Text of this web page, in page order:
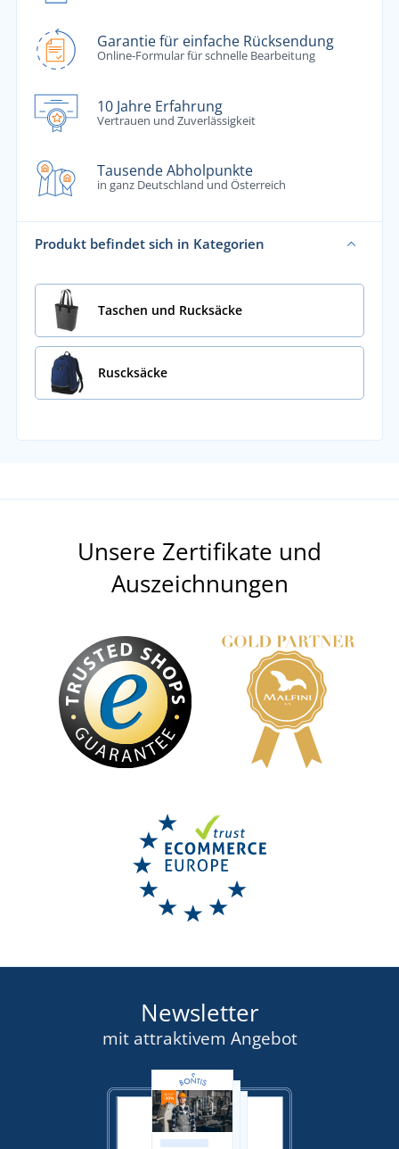
Garantie für einfache Rücksendung
Online-Formular für schnelle Bearbeitung
10 Jahre Erfahrung
Vertrauen und Zuverlässigkeit
Tausende Abholpunkte
in ganz Deutschland und Österreich
Produkt befindet sich in Kategorien
Taschen und Rucksäcke
Ruscksäcke
Unsere Zertifikate und
Auszeichnungen
Newsletter
mit attraktivem Angebot